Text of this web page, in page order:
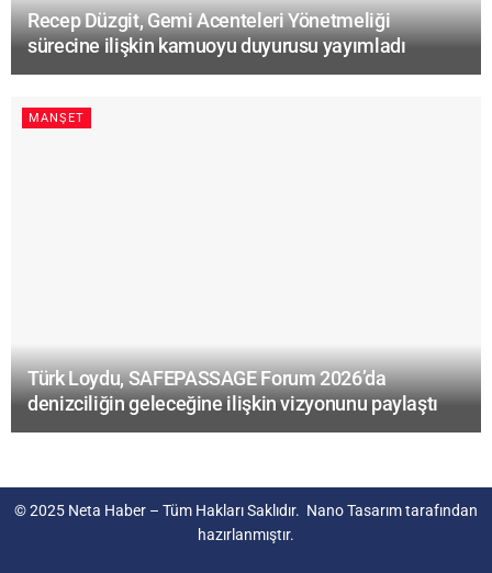
Recep Düzgit, Gemi Acenteleri Yönetmeliği
sürecine ilişkin kamuoyu duyurusu yayımladı
MANŞET
Türk Loydu, SAFEPASSAGE Forum 2026’da
denizciliğin geleceğine ilişkin vizyonunu paylaştı
© 2025 Neta Haber – Tüm Hakları Saklıdır. Nano Tasarımtarafından
hazırlanmıştır.